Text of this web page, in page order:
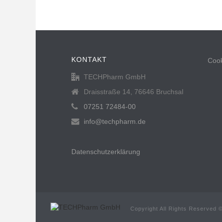
KONTAKT
TECHPharm GmbH
Draisstraße 14, 76646 Bruchsal
07251 72484-00
info@techpharm.de
Datenschutzerklärung
Copyright All Rights Reserved